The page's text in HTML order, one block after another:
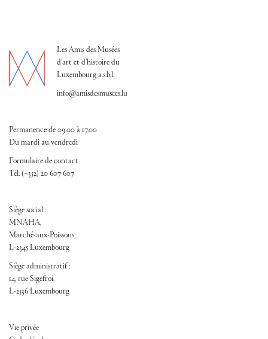
Les Amis des Musées
d'art et d'histoire du
Luxembourg a.s.b.l.
info@amisdesmusees.lu
Permanence de 09.00 à 17.00
Du mardi au vendredi
Formulaire de contact
Tél. (+352) 20 607 607
Siège social :
MNAHA,
Marché-aux-Poissons,
L-2345 Luxembourg
Siège administratif :
14, rue Sigefroi,
L-2536 Luxembourg
FOOTER ADM
Vie privée